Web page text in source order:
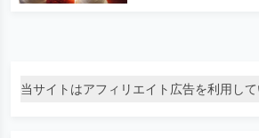
当サイトはアフィリエイト広告を利用し